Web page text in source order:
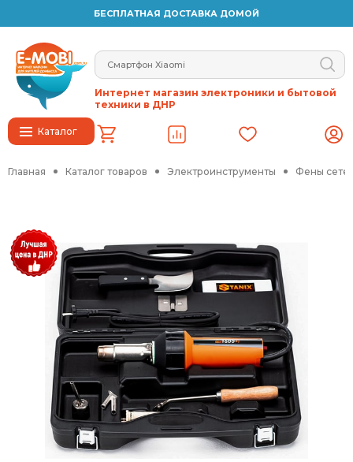
БЕСПЛАТНАЯ ДОСТАВКА ДОМОЙ
Каталог
Интернет магазин электроники и бытовой
техники в ДНР
Главная Каталог товаров Электроинструменты Фены